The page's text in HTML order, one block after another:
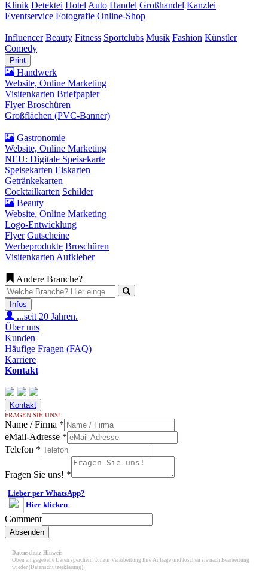
Klinik Detektei Hotel Auto Handel Großhandel Kanzlei
Eventservice Fotografie Online-Shop
Influencer Beauty Fitness Sportclubs Musik Fashion Künstler
Comedy
Print
Handwerk
Website, Online Marketing
Visitenkarten Briefpapier
Flyer Broschüren
Großflächen (PVC-Banner)
Gastronomie
Website, Online Marketing
NEU: Digitale Speisekarte
Speisekarten Eiskarten
Getränkekarten
Cocktailkarten Schilder
Beauty
Website, Online Marketing
Logo-Entwicklung
Flyer Gutscheine
Werbeprodukte Broschüren
Visitenkarten Aufkleber
Andere Branche?
Infos
...seit 20 Jahren.
Über uns
Kunden
Häufige Fragen (FAQ)
Karriere
Kontakt
Kontakt
FRAGEN SIE UNS!
Name / Firma *
eMail-Adresse *
Telefon *
Fragen Sie uns! *
Lieber per WhatsApp?
Hier klicken
Comment
Absenden
Datenschutz-Hinweis
Oben eingegebene Daten speichern wir zur Verarbeitung Ihre Anfrage und löschen sie nach Bearbeitung
wieder (Datenschutzerklärung)